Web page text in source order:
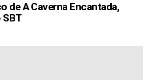
de A Caverna Encantada,
SBT